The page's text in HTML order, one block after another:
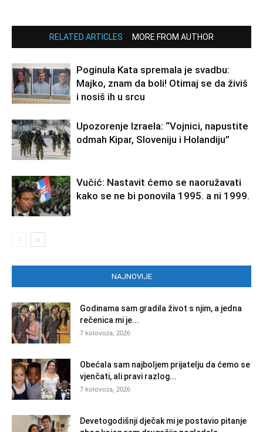
RELATED ARTICLES MORE FROM AUTHOR
Poginula Kata spremala je svadbu:
Majko, znam da boli! Otimaj se da živiš
i nosiš ih u srcu
Upozorenje Izraela: “Vojnici, napustite
odmah Kipar, Sloveniju i Holandiju”
Vučić: Nastavit ćemo se naoružavati
kako se ne bi ponovila 1995. a ni 1999.
NAJNOVIJE
Godinama sam gradila život s njim, a jedna
rečenica mi je...
7 kolovoza, 2026
Obećala sam najboljem prijatelju da ćemo se
vjenčati, ali pravi razlog...
7 kolovoza, 2026
Devetogodišnji dječak mi je postavio pitanje